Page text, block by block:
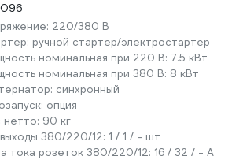
220/380 В
ручной стартер/электростартер
номинальная при 220 В: 7.5 кВт
номинальная при 380 В: 8 кВт
синхронный
опция
нетто: 90 кг
380/220/12: 1 / 1 / - шт
тока розеток 380/220/12: 16 / 32 / - А